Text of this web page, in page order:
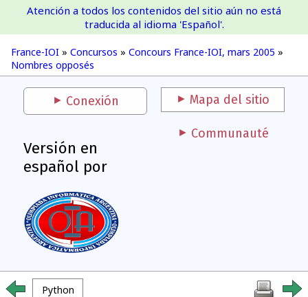
France-IOI
France-IOI » Concursos » Concours France-IOI, mars 2005 »
Nombres opposés
Atención a todos los contenidos del sitio aún no está
traducida al idioma 'Español'.
Conexión Mapa del sitio
Versión en
español por
Communauté
Python